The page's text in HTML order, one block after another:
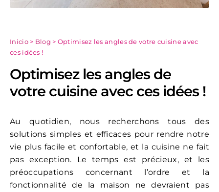
Inicio> Blog > Optimisez les angles de votre cuisine avec
ces idées !
Optimisez les angles de
votre cuisine avec ces idées !
Au quotidien, nous recherchons tous des
solutions simples et efficaces pour rendre notre
vie plus facile et confortable, et la cuisine ne fait
pas exception. Le temps est précieux, et les
préoccupations concernant l’ordre et la
fonctionnalité de la maison ne devraient pas